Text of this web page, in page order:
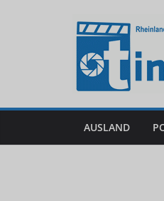
AUSLAND